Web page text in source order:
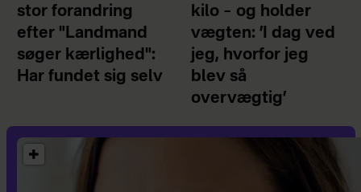
stor forandring
efter "Landmand
søger kærlighed":
Har fundet sig selv
kilo – og holder
vægten: ’I dag ved
jeg, hvorfor jeg
blev så
overvægtig’